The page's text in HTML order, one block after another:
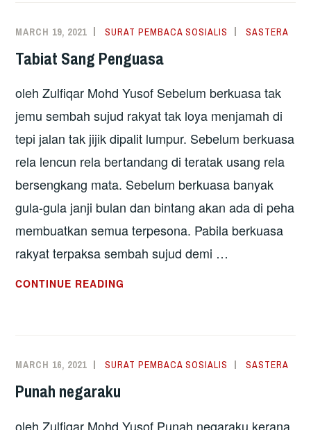
MARCH 19, 2021 SURAT PEMBACA SOSIALIS SASTERA
Tabiat Sang Penguasa
oleh Zulfiqar Mohd Yusof Sebelum berkuasa tak
jemu sembah sujud rakyat tak loya menjamah di
tepi jalan tak jijik dipalit lumpur. Sebelum berkuasa
rela lencun rela bertandang di teratak usang rela
bersengkang mata. Sebelum berkuasa banyak
gula-gula janji bulan dan bintang akan ada di peha
membuatkan semua terpesona. Pabila berkuasa
rakyat terpaksa sembah sujud demi …
CONTINUE READING
MARCH 16, 2021 SURAT PEMBACA SOSIALIS SASTERA
Punah negaraku
oleh Zulfiqar Mohd Yusof Punah negaraku kerana